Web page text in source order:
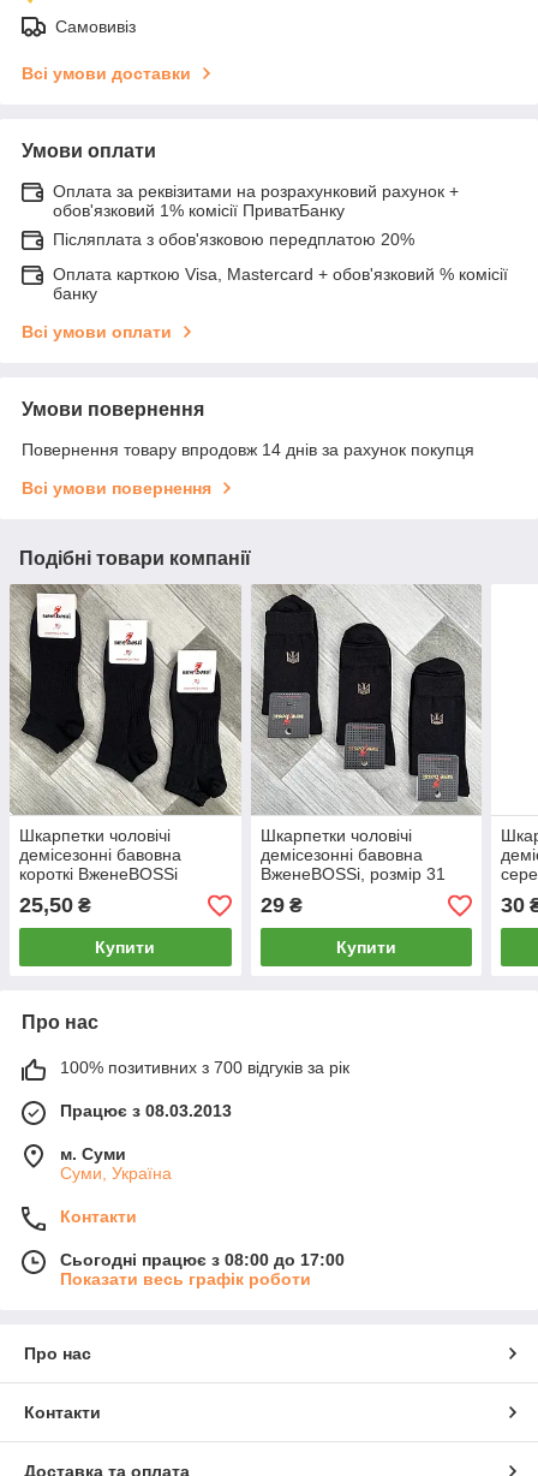
Самовивіз
Всі умови доставки
Умови оплати
Оплата за реквізитами на розрахунковий рахунок +
обов'язковий 1% комісії ПриватБанку
Післяплата з обов'язковою передплатою 20%
Оплата карткою Visa, Mastercard + обов'язковий % комісії
банку
Всі умови оплати
Умови повернення
Повернення товару впродовж 14 днів за рахунок покупця
Всі умови повернення
Подібні товари компанії
Шкарпетки чоловічі
демісезонні бавовна
короткі ВженеBOSSі
Fitness, розмір 31 (45-46),
чорні, 11304
25,50 ₴
Купити
Шкарпетки чоловічі
демісезонні бавовна
ВженеBOSSі, розмір 31
(45-46), чорні, 11361
29₴
Купити
30
Про нас
100% позитивних з 700 відгуків за рік
Працює з 08.03.2013
м. Суми
Суми, Україна
Контакти
Сьогодні працює з 08:00 до 17:00
Показати весь графік роботи
Про нас
Контакти
Доставка та оплата